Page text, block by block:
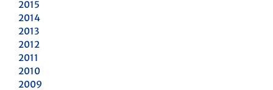
2015
2014
2013
2012
2011
2010
2009